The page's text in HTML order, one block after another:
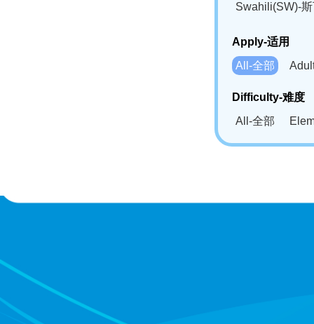
Swahili(SW)-
Apply-适用
All-全部
Difficulty-难度
All-全部